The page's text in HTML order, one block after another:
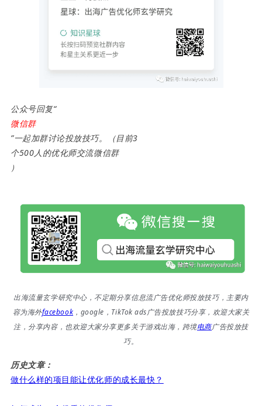
公众号回复“
微信群
”一起加群讨论投放技巧。（目前3
个500人的优化师交流微信群
）
出海流量玄学研究中心，不定期分享信息流广告优化师投放技巧，主要内
容为海外facebook ，google，TikTok ads广告投放技巧分享，欢迎大家关
注，分享内容，也欢迎大家分享更多关于游戏出海，跨境电商广告投放技
巧。
历史文章：
做什么样的项目能让优化师的成长最快？